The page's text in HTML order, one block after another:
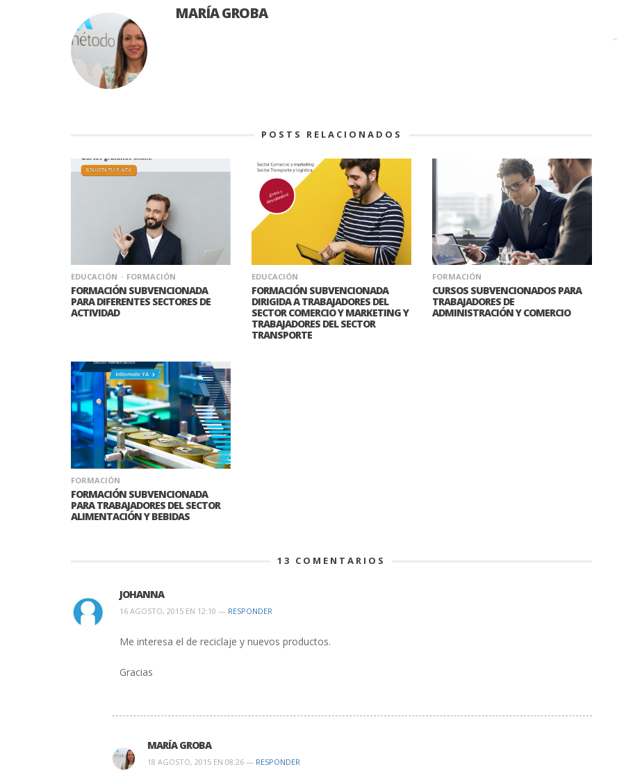
MARÍA GROBA
POSTS RELACIONADOS
EDUCACIÓN FORMACIÓN
FORMACIÓN SUBVENCIONADA
PARA DIFERENTES SECTORES DE
ACTIVIDAD
EDUCACIÓN
FORMACIÓN SUBVENCIONADA
DIRIGIDA A TRABAJADORES DEL
SECTOR COMERCIO Y MARKETING Y
TRABAJADORES DEL SECTOR
TRANSPORTE
FORMACIÓN
CURSOS SUBVENCIONADOS PARA
TRABAJADORES DE
ADMINISTRACIÓN Y COMERCIO
FORMACIÓN
FORMACIÓN SUBVENCIONADA
PARA TRABAJADORES DEL SECTOR
ALIMENTACIÓN Y BEBIDAS
13 COMENTARIOS
JOHANNA
16 AGOSTO, 2015 EN 12:10 — RESPONDER
Me interesa el de reciclaje y nuevos productos.
Gracias
MARÍA GROBA
18 AGOSTO, 2015 EN 08:26 — RESPONDER